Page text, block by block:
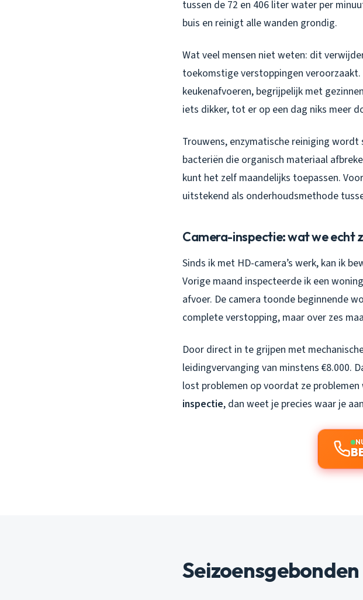
tussen de 72 en 406 liter water per
buis en reinigt alle wanden grondig.
Wat veel mensen niet weten: dit
toekomstige verstoppingen
keukenafvoeren, begrijpelijk met
iets dikker, tot er op een dag niks meer
Trouwens, enzymatische reiniging
bacteriën die organisch materiaal
kunt het zelf maandelijks toepassen.
uitstekend als onderhoudsmethode
Camera-inspectie: wat we echt
Sinds ik met HD-camera’s werk, kan ik
Vorige maand inspecteerde ik een
afvoer. De camera toonde beginnende
complete verstopping, maar over zes
Door direct in te grijpen met
leidingvervanging van minstens €8.000.
lost problemen op voordat ze problemen
inspectie, dan weet je precies waar je